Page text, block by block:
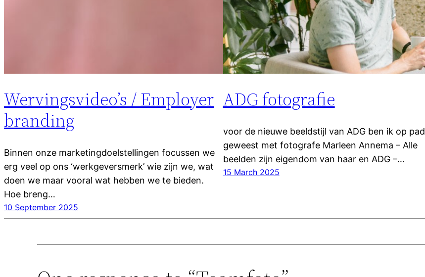
Wervingsvideo’s / Employer
branding
Binnen onze marketingdoelstellingen focussen we
erg veel op ons ‘werkgeversmerk’ wie zijn we, wat
doen we maar vooral wat hebben we te bieden.
Hoe breng…
10 September 2025
ADG fotografie
voor de nieuwe beeldstijl van ADG ben ik op pad
geweest met fotografe Marleen Annema – Alle
beelden zijn eigendom van haar en ADG –…
15 March 2025